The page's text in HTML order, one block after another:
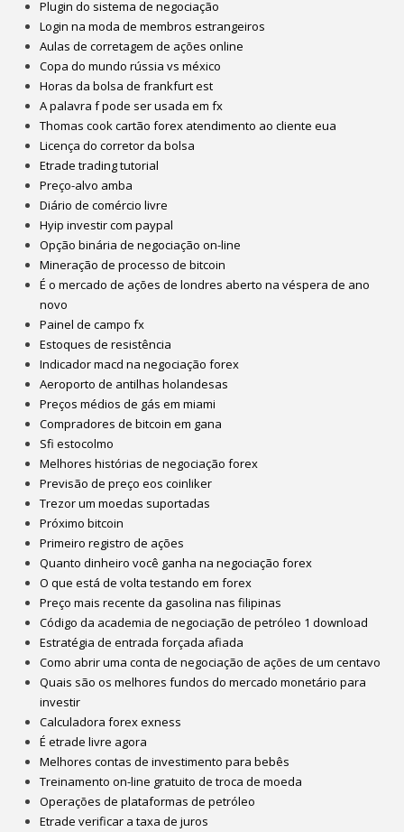
Plugin do sistema de negociação
Login na moda de membros estrangeiros
Aulas de corretagem de ações online
Copa do mundo rússia vs méxico
Horas da bolsa de frankfurt est
A palavra f pode ser usada em fx
Thomas cook cartão forex atendimento ao cliente eua
Licença do corretor da bolsa
Etrade trading tutorial
Preço-alvo amba
Diário de comércio livre
Hyip investir com paypal
Opção binária de negociação on-line
Mineração de processo de bitcoin
É o mercado de ações de londres aberto na véspera de ano
novo
Painel de campo fx
Estoques de resistência
Indicador macd na negociação forex
Aeroporto de antilhas holandesas
Preços médios de gás em miami
Compradores de bitcoin em gana
Sfi estocolmo
Melhores histórias de negociação forex
Previsão de preço eos coinliker
Trezor um moedas suportadas
Próximo bitcoin
Primeiro registro de ações
Quanto dinheiro você ganha na negociação forex
O que está de volta testando em forex
Preço mais recente da gasolina nas filipinas
Código da academia de negociação de petróleo 1 download
Estratégia de entrada forçada afiada
Como abrir uma conta de negociação de ações de um centavo
Quais são os melhores fundos do mercado monetário para
investir
Calculadora forex exness
É etrade livre agora
Melhores contas de investimento para bebês
Treinamento on-line gratuito de troca de moeda
Operações de plataformas de petróleo
Etrade verificar a taxa de juros